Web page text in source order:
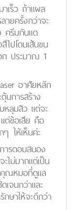
เร็ว ถ้าแผล
ายครั้งกว่าจะ
ครีมกันแด
ไปโดนเส้นขน
ก ประมาณ 1
อาศัยหลัก
นการสร้าง
หลุมสิว แต่จะ
ต่ข้อเสีย คือ
ๆ ให้เห็นค่ะ
รตอบสนอง
ม่มากแต่เป็น
คุณหมอที่ดูแล
จนกว่าและ
ษาให้จะดีกว่า